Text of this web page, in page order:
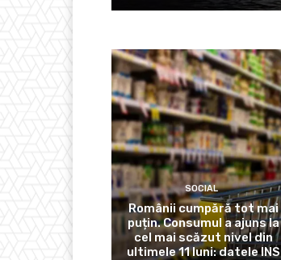
SOCIAL
Românii cumpără tot mai
puțin. Consumul a ajuns la
cel mai scăzut nivel din
ultimele 11 luni: datele INS